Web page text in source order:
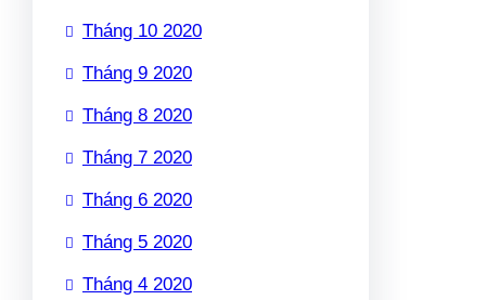
Tháng 10 2020
Tháng 9 2020
Tháng 8 2020
Tháng 7 2020
Tháng 6 2020
Tháng 5 2020
Tháng 4 2020